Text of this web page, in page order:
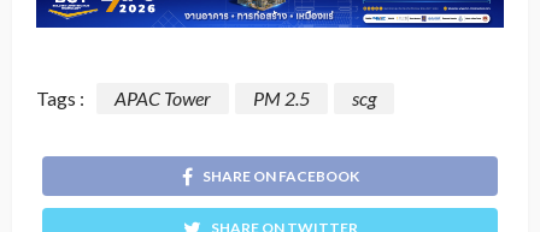
Tags : APAC Tower PM 2.5 scg
SHARE ON FACEBOOK
SHARE ON TWITTER